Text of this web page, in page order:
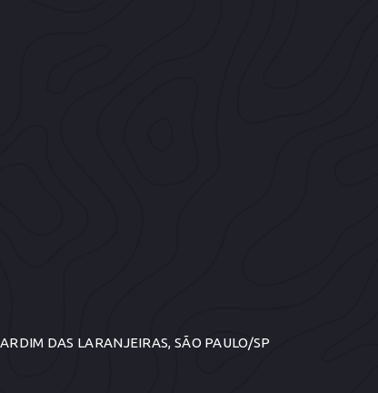
DAS LARANJEIRAS, SÃO PAULO/SP